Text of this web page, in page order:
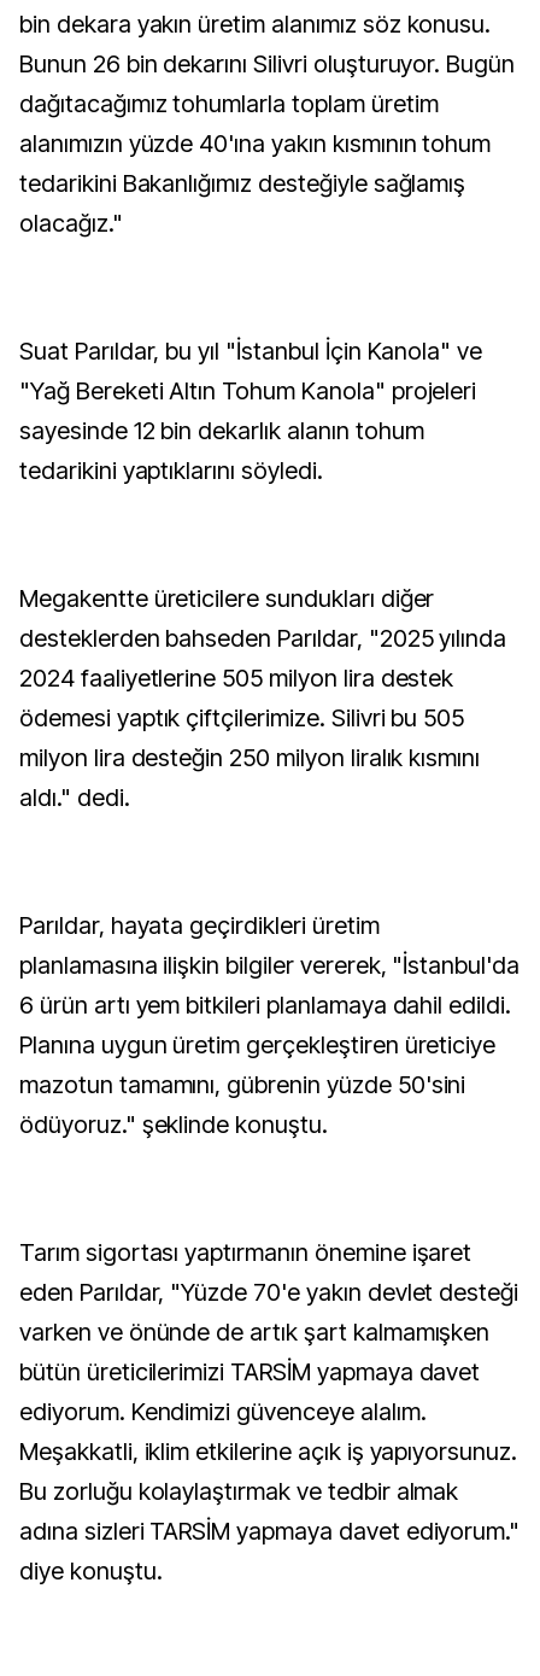
bin dekara yakın üretim alanımız söz konusu.
Bunun 26 bin dekarını Silivri oluşturuyor. Bugün
dağıtacağımız tohumlarla toplam üretim
alanımızın yüzde 40'ına yakın kısmının tohum
tedarikini Bakanlığımız desteğiyle sağlamış
olacağız."
Suat Parıldar, bu yıl "İstanbul İçin Kanola" ve
"Yağ Bereketi Altın Tohum Kanola" projeleri
sayesinde 12 bin dekarlık alanın tohum
tedarikini yaptıklarını söyledi.
Megakentte üreticilere sundukları diğer
desteklerden bahseden Parıldar, "2025 yılında
2024 faaliyetlerine 505 milyon lira destek
ödemesi yaptık çiftçilerimize. Silivri bu 505
milyon lira desteğin 250 milyon liralık kısmını
aldı." dedi.
Parıldar, hayata geçirdikleri üretim
planlamasına ilişkin bilgiler vererek, "İstanbul'da
6 ürün artı yem bitkileri planlamaya dahil edildi.
Planına uygun üretim gerçekleştiren üreticiye
mazotun tamamını, gübrenin yüzde 50'sini
ödüyoruz." şeklinde konuştu.
Tarım sigortası yaptırmanın önemine işaret
eden Parıldar, "Yüzde 70'e yakın devlet desteği
varken ve önünde de artık şart kalmamışken
bütün üreticilerimizi TARSİM yapmaya davet
ediyorum. Kendimizi güvenceye alalım.
Meşakkatli, iklim etkilerine açık iş yapıyorsunuz.
Bu zorluğu kolaylaştırmak ve tedbir almak
adına sizleri TARSİM yapmaya davet ediyorum."
diye konuştu.